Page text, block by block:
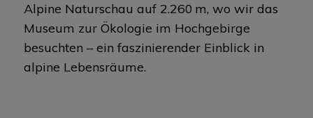
Alpine Naturschau auf 2.260 m, wo wir das
Museum zur Ökologie im Hochgebirge
besuchten – ein faszinierender Einblick in
alpine Lebensräume.